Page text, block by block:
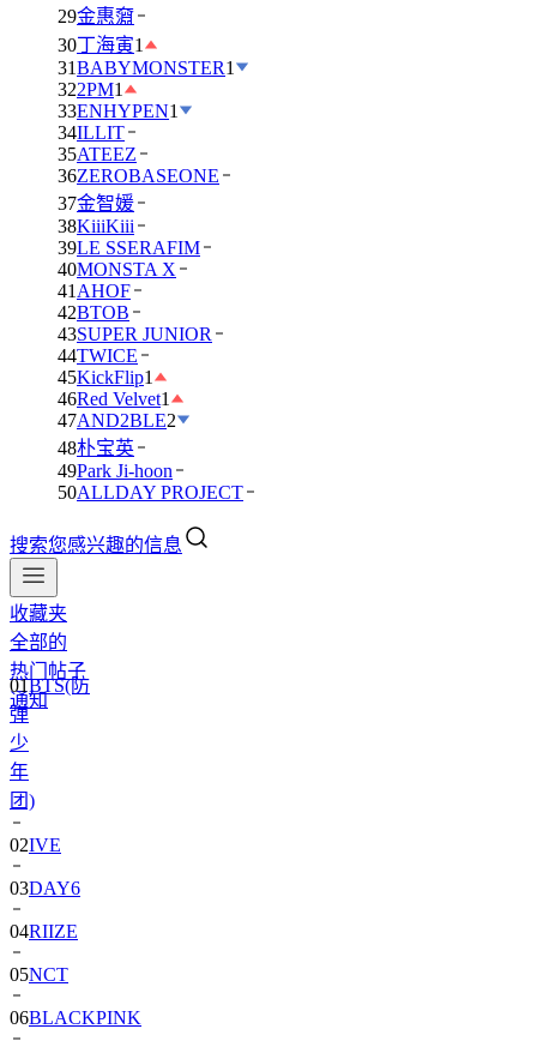
29金惠奫
30丁海寅1
31BABYMONSTER1
322PM1
33ENHYPEN1
34ILLIT
35ATEEZ
36ZEROBASEONE
37金智媛
38KiiiKiii
39LE SSERAFIM
40MONSTA X
41 AHOF
42BTOB
43SUPER JUNIOR
44TWICE
45KickFlip1
46Red Velvet1
47AND2BLE2
48朴宝英
49Park Ji-hoon
50ALLDAY PROJECT
搜索您感兴趣的信息
收藏夹
全部的
热门帖子
通知
01BTS(防
弹
少
年
团)
02IVE
03DAY6
04RIIZE
05NCT
06BLACKPINK
07TWS